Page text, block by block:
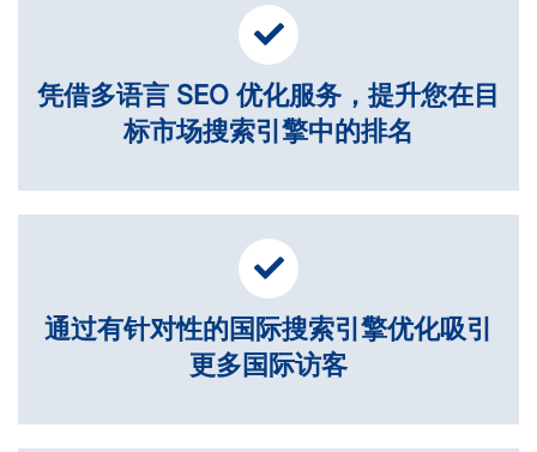
凭借多语言 SEO 优化服务，提升您在目
标市场搜索引擎中的排名
通过有针对性的国际搜索引擎优化吸引
更多国际访客